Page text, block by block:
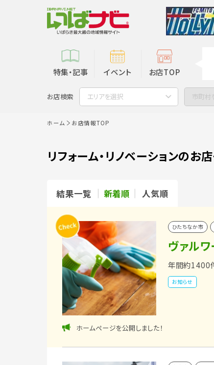
特集・記事 イベント お店TOP
お店検索 エリアを選択 市町村
ホーム お店情報TOP
リフォーム・リノベーションのお
結果一覧 新着順 人気順
ひたちなか市
ヴァル
年間約1400
お知らせ
ホームページを公開しました！